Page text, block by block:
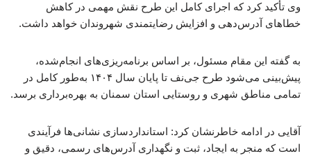
وی تأکید کرد که اجرای کامل این طرح نقش مهمی در کاهش
خطاهای آدرس‌دهی و افزایش رضایتمندی شهروندان خواهد داشت.
به گفته این مقام مسئول، بر اساس برنامه‌ریزی‌های انجام‌شده،
پیش‌بینی می‌شود طرح جی‌نف تا پایان سال ۱۴۰۴ به‌طور کامل در
تمامی مناطق شهری و روستایی استان سمنان به بهره‌برداری برسد.
آقایی در ادامه خاطرنشان کرد: استانداردسازی نشانی‌ها فرآیندی
است که منجر به ایجاد، ثبت و نگهداری آدرس‌های رسمی، دقیق و